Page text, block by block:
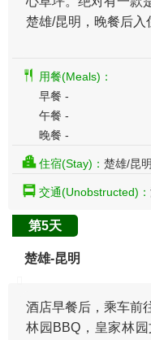
楚雄/昆明，晚餐后入
用餐(Meals)：
早餐 -
午餐 -
晚餐 -
住宿(Stay)： 楚雄/昆明
交通(Unobstructed)：
第5天
楚雄-昆明
酒店早餐后，乘车前
林园BBQ，皇家林